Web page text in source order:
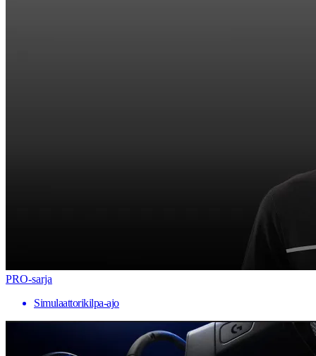
PRO-sarja
Simulaattorikilpa-ajo